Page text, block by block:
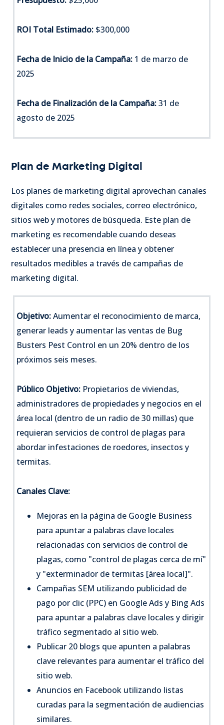
ROI Total Estimado: $300,000
Fecha de Inicio de la Campaña: 1 de marzo de
2025
Fecha de Finalización de la Campaña:31 de
agosto de 2025
Plan de Marketing Digital
Los planes de marketing digital aprovechan canales
digitales como redes sociales, correo electrónico,
sitios web y motores de búsqueda. Este plan de
marketing es recomendable cuando deseas
establecer una presencia en línea y obtener
resultados medibles a través de campañas de
marketing digital.
Objetivo:Aumentar el reconocimiento de marca,
generar leads y aumentar las ventas de Bug
Busters Pest Control en un 20% dentro de los
próximos seis meses.
Público Objetivo: Propietarios de viviendas,
administradores de propiedades y negocios en el
área local (dentro de un radio de 30 millas) que
requieran servicios de control de plagas para
abordar infestaciones de roedores, insectos y
termitas.
Canales Clave:
Mejoras en la página de Google Business
para apuntar a palabras clave locales
relacionadas con servicios de control de
plagas, como "control de plagas cerca de mí"
y "exterminador de termitas [área local]".
Campañas SEM utilizando publicidad de
pago por clic (PPC) en Google Ads y Bing Ads
para apuntar a palabras clave locales y dirigir
tráfico segmentado al sitio web.
Publicar 20 blogs que apunten a palabras
clave relevantes para aumentar el tráfico del
sitio web.
Anuncios en Facebook utilizando listas
curadas para la segmentación de audiencias
similares.